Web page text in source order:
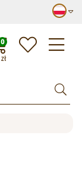
zł
0